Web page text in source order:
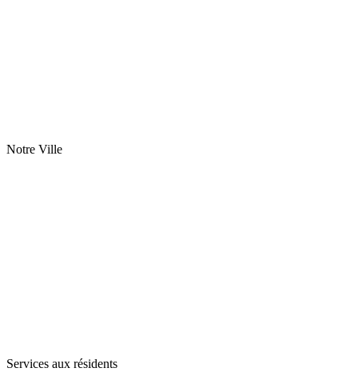
Notre Ville
Services aux résidents